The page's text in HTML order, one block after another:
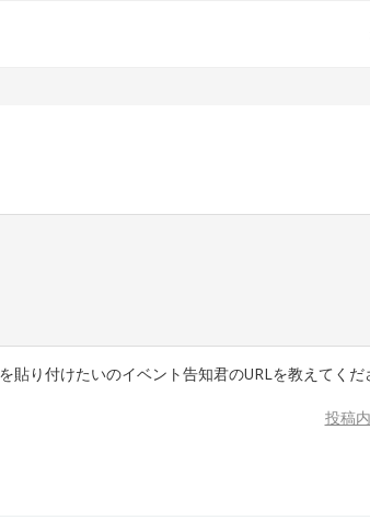
り付けたいのイベント告知君のURLを教えてくだ
投稿